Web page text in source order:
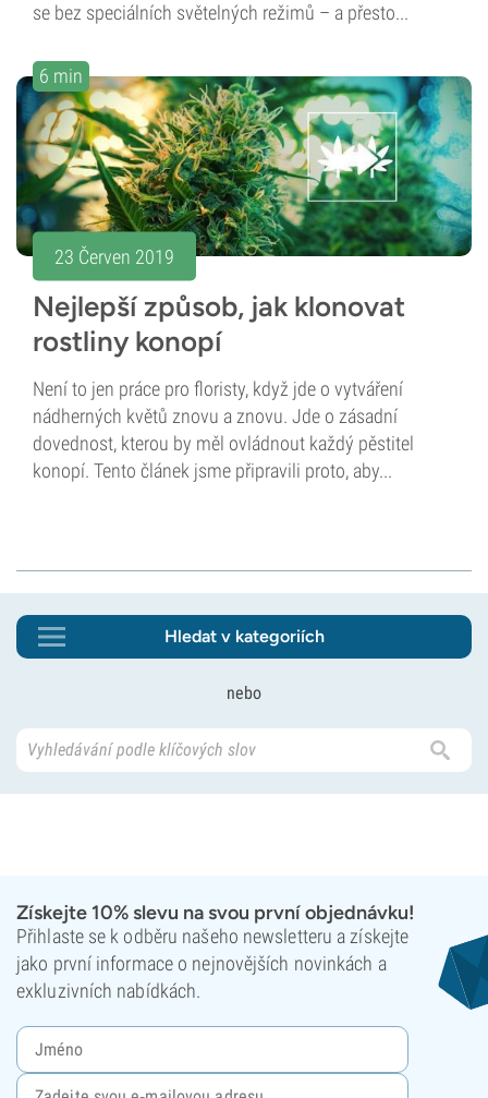
se bez speciálních světelných režimů – a přesto...
6 min
23 Červen 2019
Nejlepší způsob, jak klonovat
rostliny konopí
Není to jen práce pro floristy, když jde o vytváření
nádherných květů znovu a znovu. Jde o zásadní
dovednost, kterou by měl ovládnout každý pěstitel
konopí. Tento článek jsme připravili proto, aby...
Hledat v kategoriích
nebo
Získejte 10% slevu na svou první objednávku!
Přihlaste se k odběru našeho newsletteru a získejte
jako první informace o nejnovějších novinkách a
exkluzivních nabídkách.